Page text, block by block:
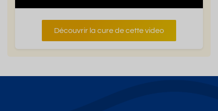
Découvrir la cure de cette video